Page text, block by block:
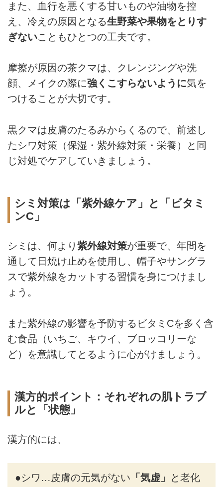
また、血行を悪くする甘いものや油物を控
え、冷えの原因となる生野菜や果物をとりす
ぎないこともひとつの工夫です。
摩擦が原因の茶クマは、クレンジングや洗
顔、メイクの際に強くこすらないように気を
つけることが大切です。
黒クマは皮膚のたるみからくるので、前述し
たシワ対策（保湿・紫外線対策・栄養）と同
じ対処でケアしていきましょう。
シミ対策は「紫外線ケア」と「ビタミ
ンC」
シミは、何より 紫外線対策が重要で、年間を
通して日焼け止めを使用し、帽子やサングラ
スで紫外線をカットする習慣を身につけまし
ょう。
また紫外線の影響を予防するビタミCを多く含
む食品（いちご、キウイ、ブロッコリーな
ど）を意識してとるように心がけましょう。
漢方的ポイント：それぞれの肌トラブ
ルと「状態」
漢方的には、
●シワ…皮膚の元気がない 「気虚」
と老化